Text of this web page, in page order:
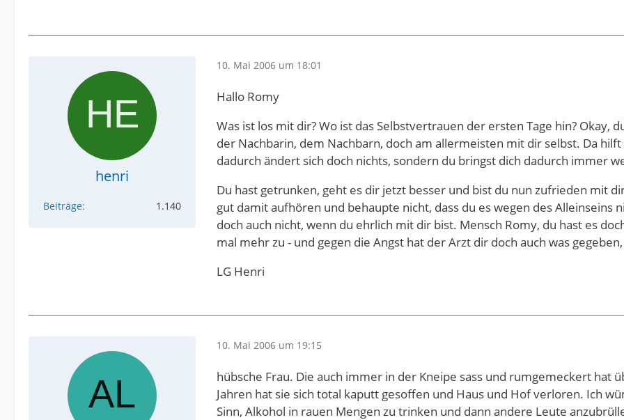
henri
Beiträge 1.140
10. Mai 2006 um 18:01
Hallo Romy
Was ist los mit dir? Wo ist das Selbstvertrauen der ersten Tage hin?
der Nachbarin, dem Nachbarn, doch am allermeisten mit dir selbst. Da
dadurch ändert sich doch nichts, sondern du bringst dich dadurch immer
Du hast getrunken, geht es dir jetzt besser und bist du nun zufrieden mit
gut damit aufhören und behaupte nicht, dass du es wegen des Alleinseins
doch auch nicht, wenn du ehrlich mit dir bist. Mensch Romy, du hast es
mal mehr zu - und gegen die Angst hat der Arzt dir doch auch was
LG Henri
10. Mai 2006 um 19:15
hübsche Frau. Die auch immer in der Kneipe sass und rumgemeckert hat
Jahren hat sie sich total kaputt gesoffen und Haus und Hof verloren. Ich
Sinn, Alkohol in rauen Mengen zu trinken und dann andere Leute